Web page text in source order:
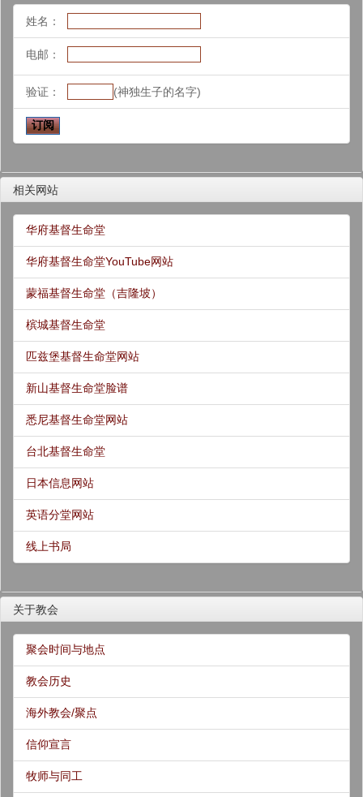
姓名：
电邮：
验证： (神独生子的名字)
相关网站
华府基督生命堂
华府基督生命堂YouTube网站
蒙福基督生命堂（吉隆坡）
槟城基督生命堂
匹兹堡基督生命堂网站
新山基督生命堂脸谱
悉尼基督生命堂网站
台北基督生命堂
日本信息网站
英语分堂网站
线上书局
关于教会
聚会时间与地点
教会历史
海外教会/聚点
信仰宣言
牧师与同工